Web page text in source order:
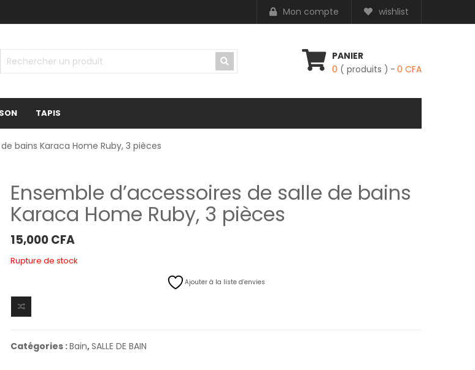
Mon compte wishlist
PANIER
0 ( produits ) 0 CFA
TAPIS
bains Karaca Home Ruby, 3 pièces
Ensemble d’accessoires de salle de bains
Karaca Home Ruby, 3 pièces
15,000CFA
Rupture de stock
Ajouter à la liste d’envies
Catégories :Bain,SALLE DE BAIN